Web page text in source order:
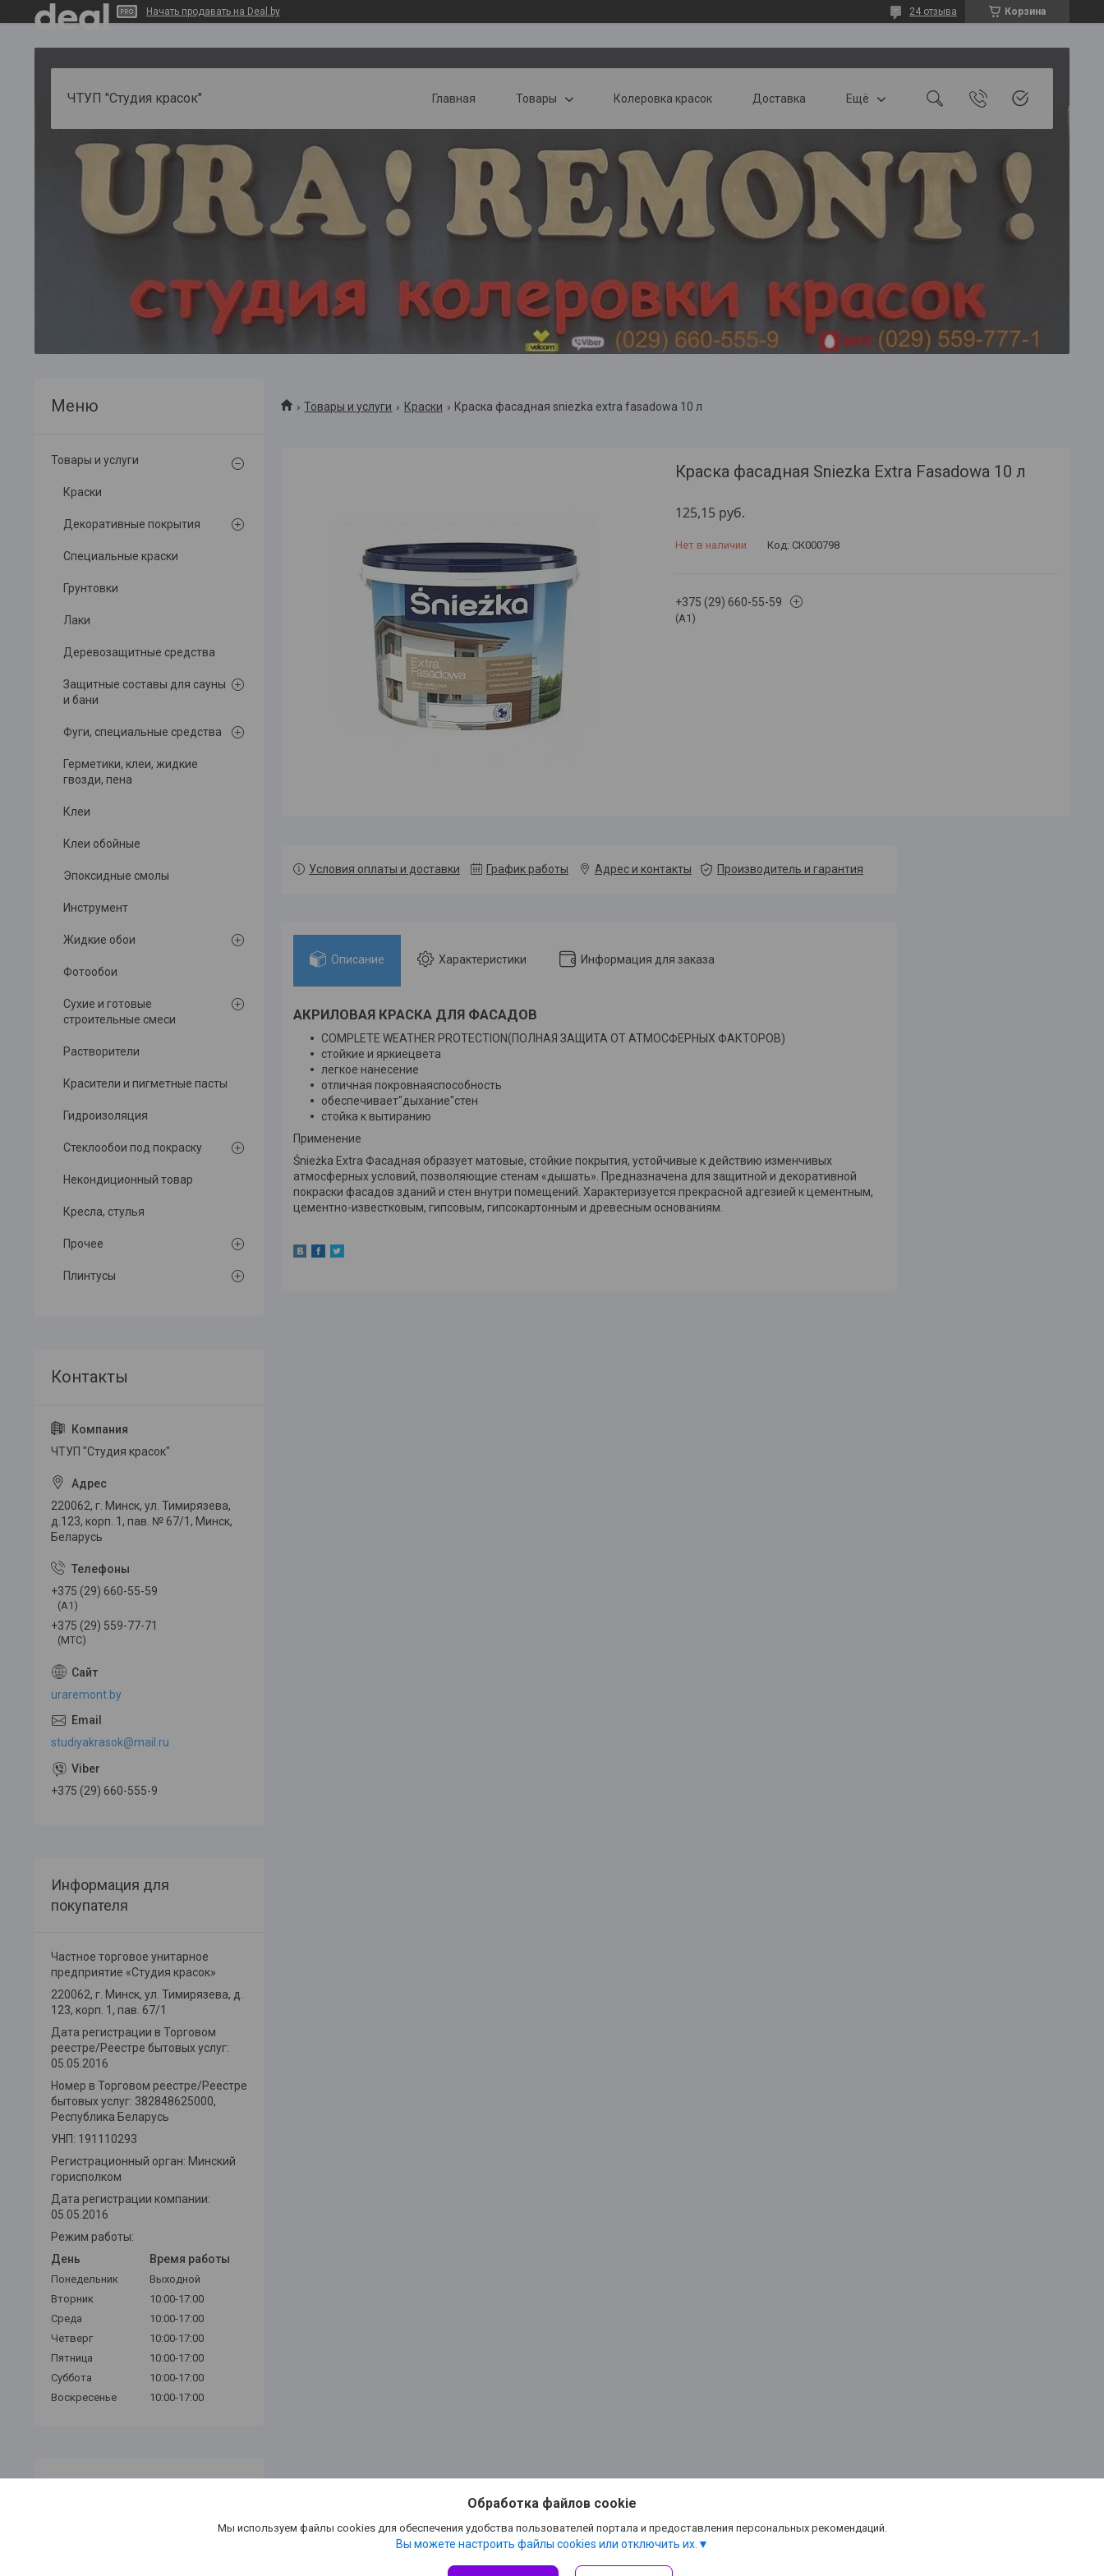
Начать продавать на Deal.by Корзина
24 отзыва
ЧТУП "Студия красок" Главная Товары Колеровка красок Доставка Ещё
Товары и услуги Краски Краска фасадная sniezka extra fasadowa 10 л
Краска фасадная Sniezka Extra Fasadowa 10 л
125,15 руб.
Нет в наличии Код: СК000798
+375 (29) 660-55-59
(A1)
Условия оплаты и доставки График работы Адрес и контакты Производитель и гарантия
Описание Характеристики Информация для заказа
АКРИЛОВАЯ КРАСКА ДЛЯ ФАСАДОВ
COMPLETE WEATHER PROTECTION(ПОЛНАЯ ЗАЩИТА ОТ АТМОСФЕРНЫХ ФАКТОРОВ)
стойкие и яркиецвета
легкое нанесение
отличная покровнаяспособность
обеспечивает"дыхание"стен
стойка к вытиранию
Применение
Śnieżka Extra Фасадная образует матовые, стойкие покрытия, устойчивые к действию изменчивых
атмосферных условий, позволяющие стенам «дышать». Предназначена для защитной и декоративной
покраски фасадов зданий и стен внутри помещений. Характеризуется прекрасной адгезией к цементным,
цементно-известковым, гипсовым, гипсокартонным и древесным основаниям.
Товары и услуги
Краски
Декоративные покрытия
Специальные краски
Грунтовки
Лаки
Деревозащитные средства
Защитные составы для сауны
и бани
Фуги, специальные средства
Герметики, клеи, жидкие
гвозди, пена
Клеи
Клеи обойные
Эпоксидные смолы
Инструмент
Жидкие обои
Фотообои
Сухие и готовые
строительные смеси
Растворители
Красители и пигметные пасты
Гидроизоляция
Стеклообои под покраску
Некондиционный товар
Кресла, стулья
Прочее
Плинтусы
ЧТУП "Студия красок"
220062, г. Минск, ул. Тимирязева,
д.123, корп. 1, пав. № 67/1, Минск,
Беларусь
+375 (29) 660-55-59
(A1)
+375 (29) 559-77-71
(МТС)
uraremont.by
studiyakrasok@mail.ru
+375 (29) 660-555-9
Информация для
покупателя
Частное торговое унитарное
предприятие «Студия красок»
220062, г. Минск, ул. Тимирязева, д.
123, корп. 1, пав. 67/1
Дата регистрации в Торговом
реестре/Реестре бытовых услуг:
05.05.2016
Номер в Торговом реестре/Реестре
бытовых услуг: 382848625000,
Республика Беларусь
УНП: 191110293
Регистрационный орган: Минский
горисполком
Дата регистрации компании:
05.05.2016
Режим работы:
День
Время работы
Понедельник
Выходной
Вторник
10:00-17:00
Среда
10:00-17:00
Четверг
10:00-17:00
Пятница
10:00-17:00
Суббота
10:00-17:00
Воскресенье
10:00-17:00
Обработка файлов cookie
Мы используем файлы cookies для обеспечения удобства пользователей портала и предоставления персональных рекомендаций.
Вы можете настроить файлы cookies или отключить их.